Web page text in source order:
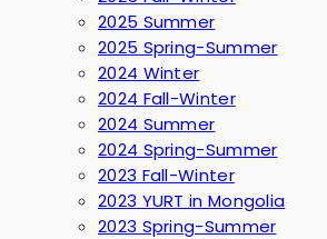
2025 Summer
2025 Spring-Summer
2024 Winter
2024 Fall-Winter
2024 Summer
2024 Spring-Summer
2023 Fall-Winter
2023 YURT in Mongolia
2023 Spring-Summer